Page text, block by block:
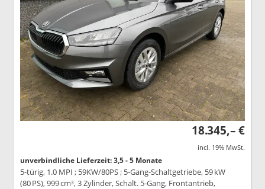
18.345,– €
incl. 19% MwSt.
unverbindliche Lieferzeit: 3,5 - 5 Monate
5-türig, 1.0 MPI ; 59KW/80PS ; 5-Gang-Schaltgetriebe, 59 kW
(80 PS), 999 cm³, 3 Zylinder, Schalt. 5-Gang, Frontantrieb,